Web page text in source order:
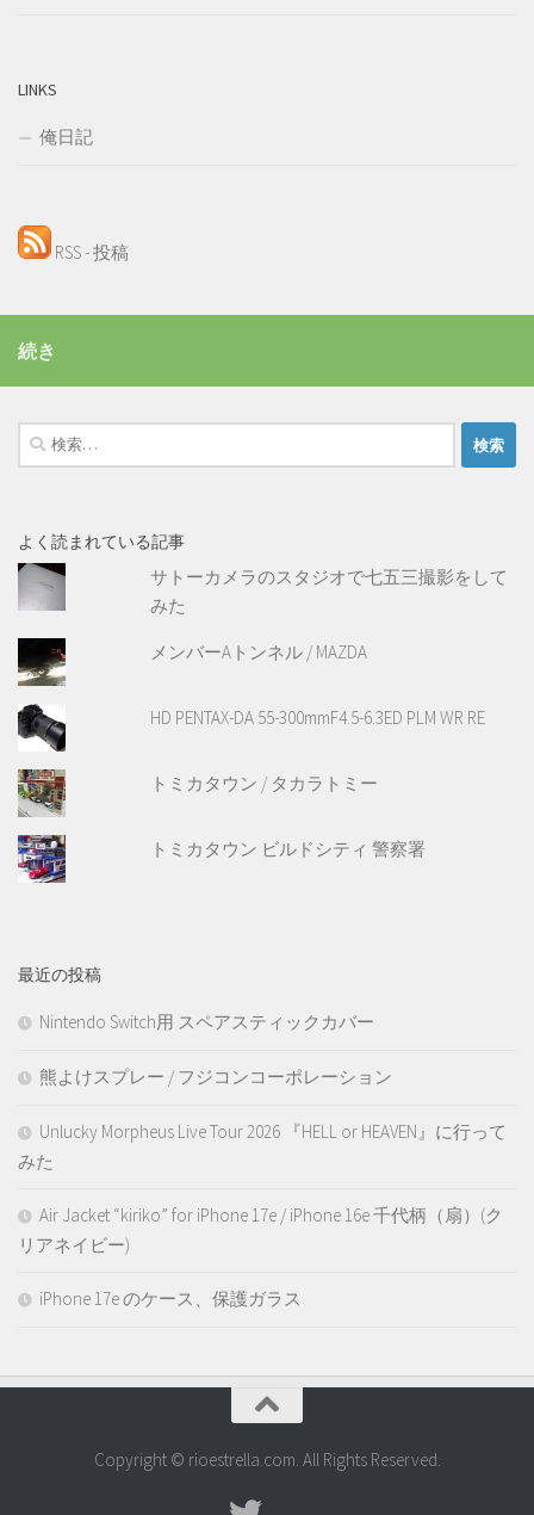
LINKS
俺日記
RSS - 投稿
続き
検
索:
よく読まれている記事
サトーカメラのスタジオで七五三撮影をして
みた
メンバーAトンネル / MAZDA
HD PENTAX-DA 55-300mmF4.5-6.3ED PLM WR RE
トミカタウン / タカラトミー
トミカタウン ビルドシティ 警察署
最近の投稿
Nintendo Switch用 スペアスティックカバー
熊よけスプレー / フジコンコーポレーション
Unlucky Morpheus Live Tour 2026 『HELL or HEAVEN』に行って
みた
Air Jacket “kiriko” for iPhone 17e / iPhone 16e 千代柄（扇）(ク
リアネイビー)
iPhone 17e のケース、保護ガラス
Copyright © rioestrella.com. All Rights Reserved.